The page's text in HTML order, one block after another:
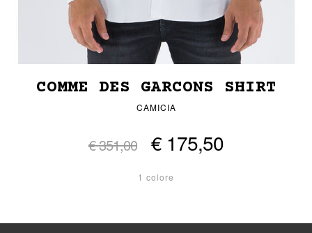
COMME DES GARCONS SHIRT
CAMICIA
€ 351,00 € 175,50
1 colore